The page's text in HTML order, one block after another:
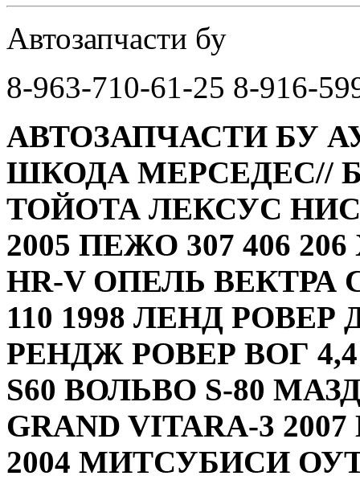
Автозапчасти бу
8-963-710-61-25 8-916-
АВТОЗАПЧАСТИ БУ
ШКОДА МЕРСЕДЕС//
ТОЙОТА ЛЕКСУС
2005 ПЕЖО 307 406
HR-V ОПЕЛЬ
110 1998 ЛЕНД РОВЕР
РЕНДЖ РОВЕР ВОГ
S60 ВОЛЬВО S-80
GRAND VITARA-3
2004 МИТСУБИСИ